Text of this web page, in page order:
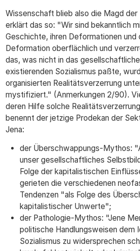
Wissenschaft blieb also die Magd der
erklärt das so: "Wir sind bekanntlich
Geschichte, ihren Deformationen und
Deformation oberflächlich und
das, was nicht in das
existierenden Sozialismus paßte,
organisierten Realitätsverzerrung
mystifiziert." (Anmerkungen 2/90).
deren Hilfe solche
benennt der jetzige Prodekan der
Jena:
der Überschwappungs-Mythos:
unser gesellschaftliches
Folge der kapitalistischen
gerieten die verschiedenen
Tendenzen "als Folge des
kapitalistischer Unwerte";
der Pathologie-Mythos: "Jene
politische Handlungsweisen dem
Sozialismus zu widersprechen